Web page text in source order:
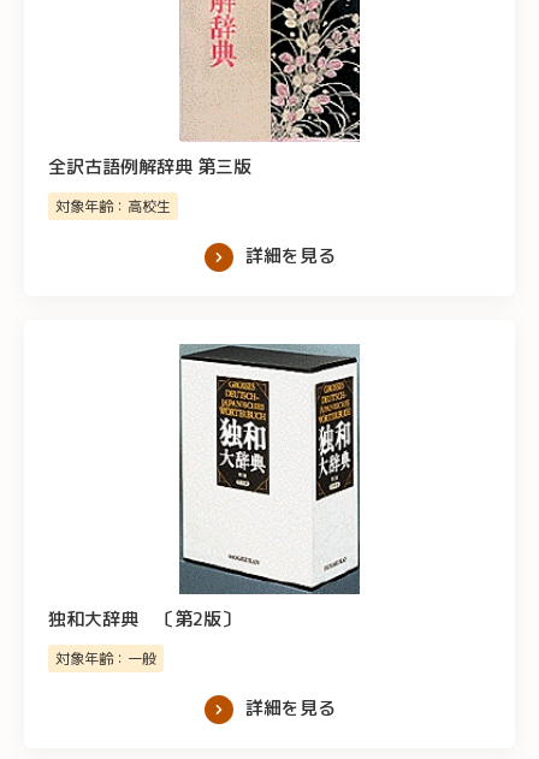
全訳古語例解辞典 第三版
対象年齢：高校生
詳細を見る
独和大辞典 〔第2版〕
対象年齢：一般
詳細を見る